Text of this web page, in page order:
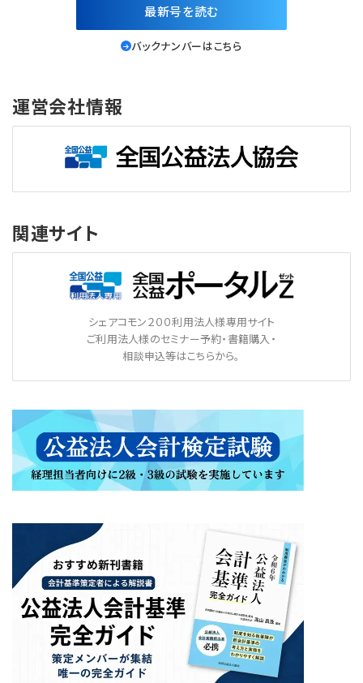
最新号を読む
バックナンバーはこちら
運営会社情報
関連サイト
シェアコモン２００利用法人様専用サイト
ご利用法人様のセミナー予約・書籍購入・
相談申込等はこちらから。